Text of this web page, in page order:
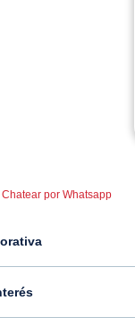
Chatear por Whatsapp